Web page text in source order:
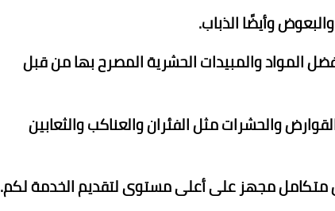
وأيضًا الذباب.
المواد والمبيدات الحشرية المصرح بها من قبل
والحشرات مثل الفئران والعناكب والثعابين
مجهز على أعلى مستوى لتقديم الخدمة لكم.